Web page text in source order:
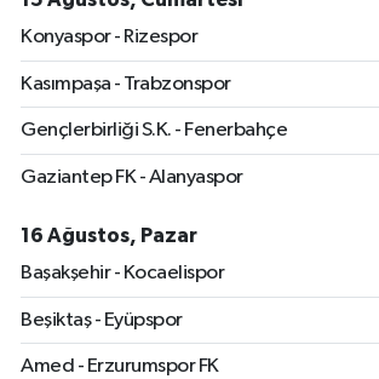
Konyaspor - Rizespor
Kasımpaşa - Trabzonspor
Gençlerbirliği S.K. - Fenerbahçe
Gaziantep FK - Alanyaspor
16 Ağustos, Pazar
Başakşehir - Kocaelispor
Beşiktaş - Eyüpspor
Amed - Erzurumspor FK